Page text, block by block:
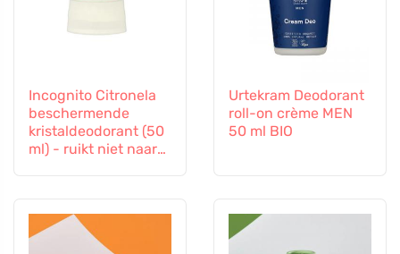
Incognito Citronela
beschermende
kristaldeodorant (50
ml) - ruikt niet naar
Urtekram Deodorant
roll-on crème MEN
50 ml BIO